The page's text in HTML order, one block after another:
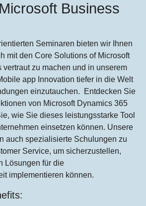
Business
Seminaren bieten wir Ihnen
mit den Core Solutions of Microsoft
vertraut zu machen und in unserem
app Innovation tiefer in die Welt
einzutauchen. Entdecken Sie
von Microsoft Dynamics 365
wie Sie dieses leistungsstarke Tool
einsetzen können. Unsere
auch spezialisierte Schulungen zu
Service, um sicherzustellen,
Lösungen für die
implementieren können.